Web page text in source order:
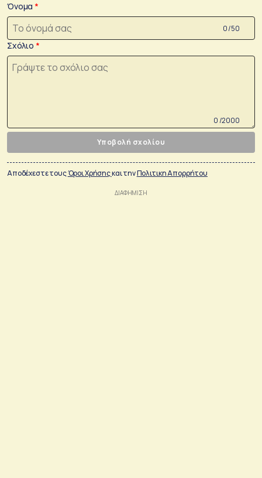
Όνομα
0 /50
Σχόλιο
0 /2000
Υποβολή σχολίου
Αποδέχεστε τουςΌροι Χρήσηςκαι τηνΠολιτικη Απορρήτου